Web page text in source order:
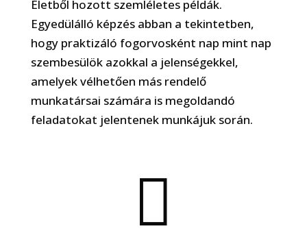
Életből hozott szemléletes példák.
Egyedülálló képzés abban a tekintetben,
hogy praktizáló fogorvosként nap mint nap
szembesülök azokkal a jelenségekkel,
amelyek vélhetően más rendelő
munkatársai számára is megoldandó
feladatokat jelentenek munkájuk során.
